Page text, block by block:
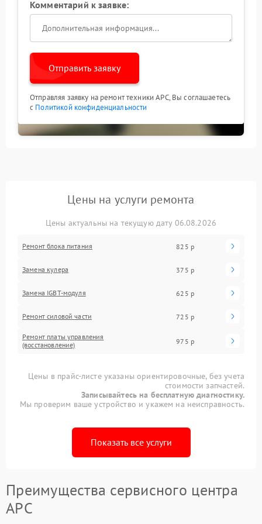
исключаете риск повторного выхода из строя
Комментарий к заявке:
Отправить заявку
Отправляя заявку на ремонт техники APC, Вы соглашаетесь
с Политикой конфиденциальности
Цены на услуги ремонта
Цены актуальны на текущую дату 06.08.2026
Ремонт блока питания 825 р
Замена кулера 375 р
Замена IGBT-модуля 625 р
Ремонт силовой части 725 р
Ремонт платы управления
(восстановление)
975 р
Цены в прайс-листе указаны ориентировочные, без учета
стоимости запчастей.
Записывайтесь на бесплатную диагностику.
Мы проверим ваше устройство и укажем на неисправность.
Показать все услуги
Преимущества сервисного центра
APC